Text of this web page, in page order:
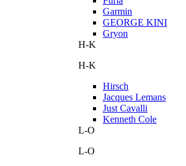
Garmin
GEORGE KINI
Gryon
H-K
H-K
Hirsch
Jacques Lemans
Just Cavalli
Kenneth Cole
L-O
L-O